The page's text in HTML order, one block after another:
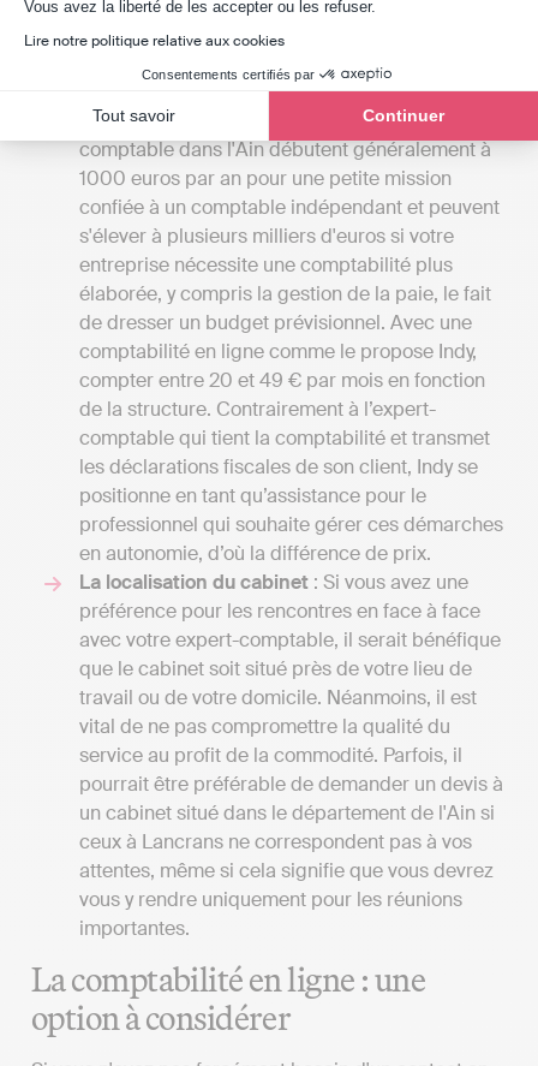
Vous avez la liberté de les accepter ou les refuser.
Lire notre politique relative aux cookies
Consentements certifiés par
Tout savoir Continuer
de comparer les tarifs en regard des services
offerts. Cela vous donnera aussi une vision
globale des différents services disponibles à
Les tarifs: Les frais des cabinets d'expertise
comptable dans l'Ain débutent généralement à
1000 euros par an pour une petite mission
confiée à un comptable indépendant et peuvent
s'élever à plusieurs milliers d'euros si votre
entreprise nécessite une comptabilité plus
élaborée, y compris la gestion de la paie, le fait
de dresser un budget prévisionnel. Avec une
comptabilité en ligne comme le propose Indy,
compter entre 20 et 49 € par mois en fonction
de la structure. Contrairement à l’expert-
comptable qui tient la comptabilité et transmet
les déclarations fiscales de son client, Indy se
positionne en tant qu’assistance pour le
professionnel qui souhaite gérer ces démarches
en autonomie, d’où la différence de prix.
La localisation du cabinet : Si vous avez une
préférence pour les rencontres en face à face
avec votre expert-comptable, il serait bénéfique
que le cabinet soit situé près de votre lieu de
travail ou de votre domicile. Néanmoins, il est
vital de ne pas compromettre la qualité du
service au profit de la commodité. Parfois, il
pourrait être préférable de demander un devis à
un cabinet situé dans le département de l'Ain si
ceux à Lancrans ne correspondent pas à vos
attentes, même si cela signifie que vous devrez
vous y rendre uniquement pour les réunions
importantes.
La comptabilité en ligne : une
option à considérer